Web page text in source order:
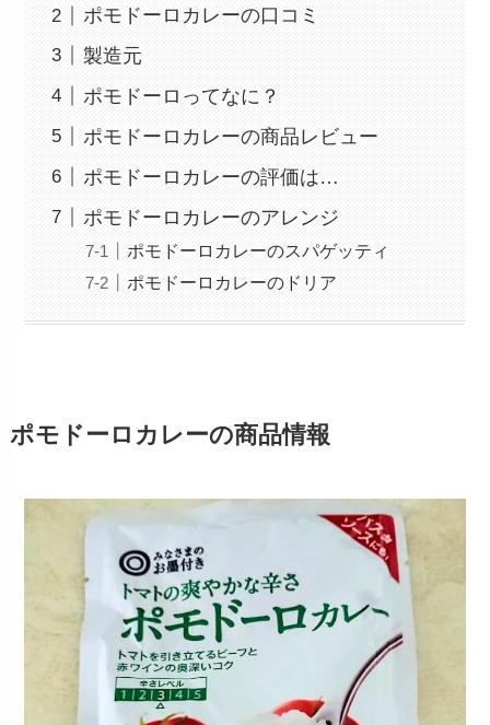
ポモドーロカレーの口コミ
製造元
ポモドーロってなに？
ポモドーロカレーの商品レビュー
ポモドーロカレーの評価は…
ポモドーロカレーのアレンジ
ポモドーロカレーのスパゲッティ
ポモドーロカレーのドリア
ポモドーロカレーの商品情報